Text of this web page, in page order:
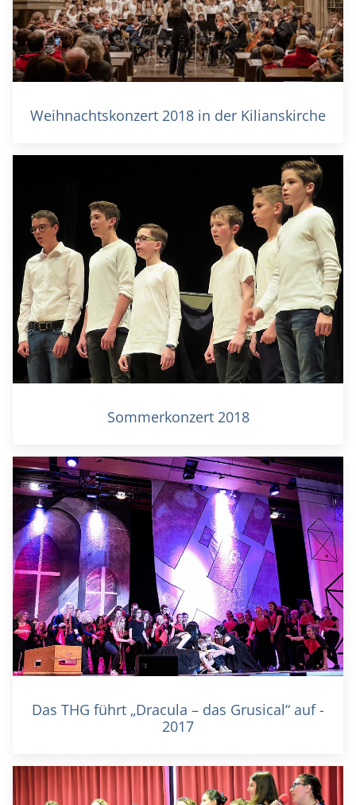
Weihnachtskonzert 2018 in der Kilianskirche
Sommerkonzert 2018
Das THG führt „Dracula – das Grusical“ auf -
2017